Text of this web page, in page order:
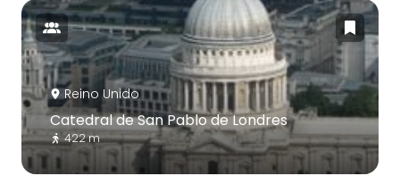
Reino Unido
Catedral de San Pablo de Londres
422 m